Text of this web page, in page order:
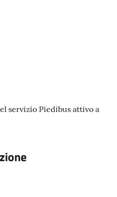
servizio Piedibus attivo a